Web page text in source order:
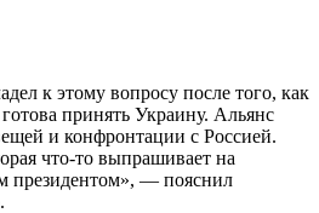
к этому вопросу после того, как
принять Украину. Альянс
и конфронтации с Россией.
что-то выпрашивает на
президентом», — пояснил